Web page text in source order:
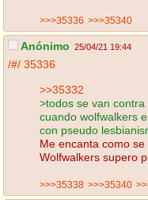
>>>35336 >>>35340
Anónimo 25/04/21 19:44
/#/ 35336
>>35332
>todos se van
cuando wolfwalkers
con pseudo
Me encanta como
Wolfwalkers supero
>>>35338 >>>35340